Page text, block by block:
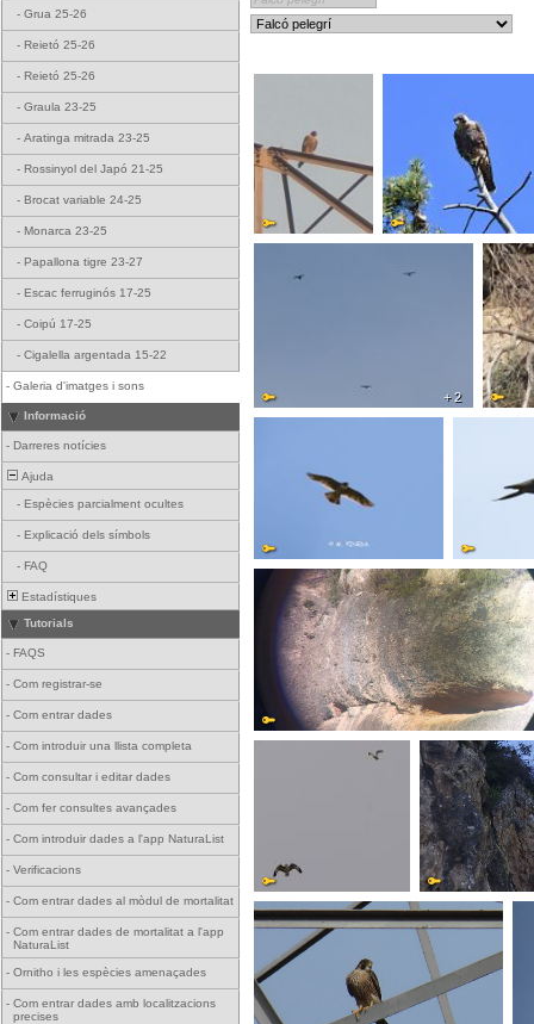
- Grua 25-26
- Reietó 25-26
- Reietó 25-26
- Graula 23-25
- Aratinga mitrada 23-25
- Rossinyol del Japó 21-25
- Brocat variable 24-25
- Monarca 23-25
- Papallona tigre 23-27
- Escac ferruginós 17-25
- Coipú 17-25
- Cigalella argentada 15-22
- Galeria d'imatges i sons
Informació
- Darreres notícies
Ajuda
- Espècies parcialment ocultes
- Explicació dels símbols
- FAQ
Estadístiques
Tutorials
- FAQS
- Com registrar-se
- Com entrar dades
- Com introduir una llista completa
- Com consultar i editar dades
- Com fer consultes avançades
- Com introduir dades a l'app NaturaList
- Verificacions
- Com entrar dades al mòdul de mortalitat
- Com entrar dades de mortalitat a l'app
NaturaList
- Ornitho i les espècies amenaçades
- Com entrar dades amb localitzacions
precises
+ 2